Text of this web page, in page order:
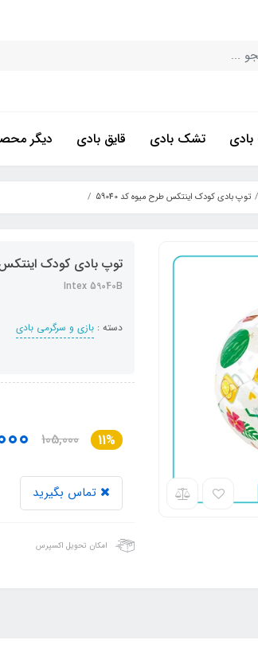
تشک بادی قایق بادی دیگر
توپ بادی کودک اینتکس طرح میوه کد 59040
توپ بادی کودک اینتکس
Intex 59040B
دسته : بازی و سرگرمی بادی
11%
105,000
تماس بگیرید
امکان تحویل اکسپرس